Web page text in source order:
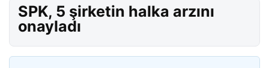
SPK, 5 şirketin halka arzını
onayladı